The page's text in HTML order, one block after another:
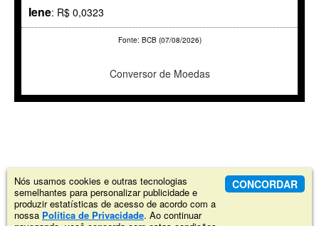
Iene: R$ 0,0323
Fonte: BCB (07/08/2026)
Conversor de Moedas
Nós usamos cookies e outras tecnologias
semelhantes para personalizar publicidade e
produzir estatísticas de acesso de acordo com a
nossa Política de Privacidade. Ao continuar
CONCORDAR